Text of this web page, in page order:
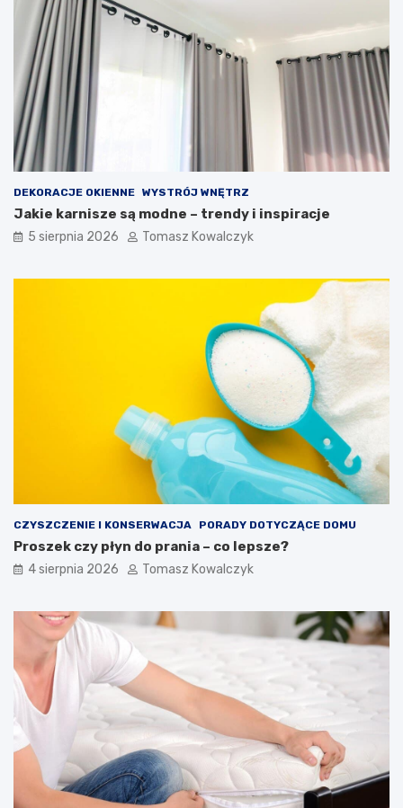
DEKORACJE OKIENNE WYSTRÓJ WNĘTRZ
Jakie karnisze są modne – trendy i inspiracje
5 sierpnia 2026 Tomasz Kowalczyk
CZYSZCZENIE I KONSERWACJA PORADY DOTYCZĄCE DOMU
Proszek czy płyn do prania – co lepsze?
4 sierpnia 2026 Tomasz Kowalczyk